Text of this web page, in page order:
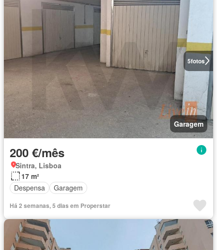
5fotos
Garagem
200 €/mês
Sintra, Lisboa
17 m²
Despensa
Garagem
Há 2 semanas, 5 dias em Properstar